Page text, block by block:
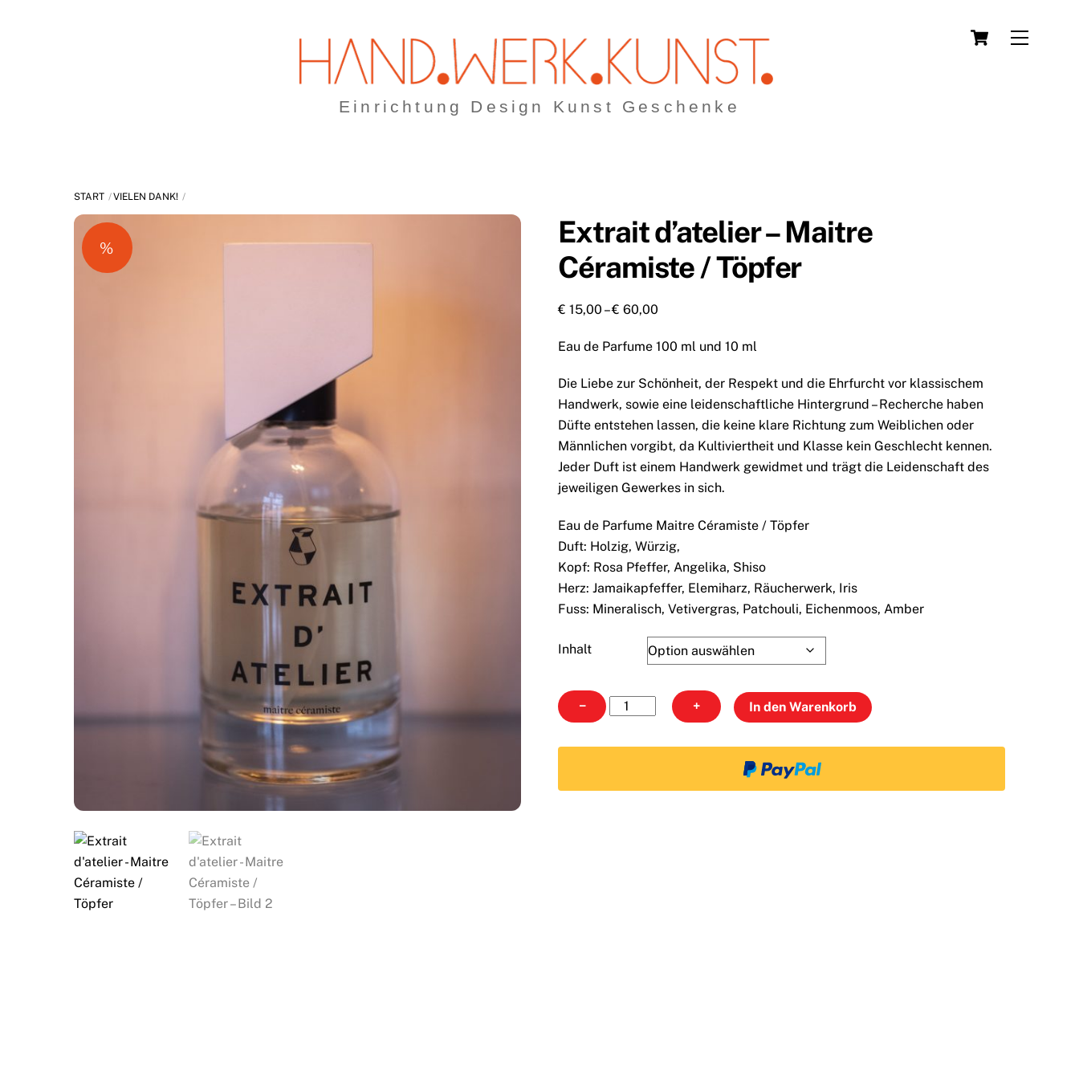
Menu
Cart
Einrichtung Design Kunst Geschenke
START VIELEN DANK!
%
Extrait d’atelier – Maitre
Céramiste / Töpfer
€ 15,00 –€ 60,00
bis
Eau de Parfume 100 ml und 10 ml
Die Liebe zur Schönheit, der Respekt und die Ehrfurcht vor klassischem
Handwerk, sowie eine leidenschaftliche Hintergrund – Recherche haben
Düfte entstehen lassen, die keine klare Richtung zum Weiblichen oder
Männlichen vorgibt, da Kultiviertheit und Klasse kein Geschlecht kennen.
Jeder Duft ist einem Handwerk gewidmet und trägt die Leidenschaft des
jeweiligen Gewerkes in sich.
Eau de Parfume Maitre Céramiste / Töpfer
Duft: Holzig, Würzig,
Kopf: Rosa Pfeffer, Angelika, Shiso
Herz: Jamaikapfeffer, Elemiharz, Räucherwerk, Iris
Fuss: Mineralisch, Vetivergras, Patchouli, Eichenmoos, Amber
Inhalt
−
Extrait
d'atelier
+ In den Warenkorb